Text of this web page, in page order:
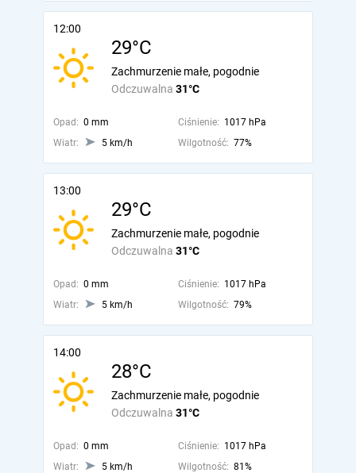
12:00
29°C
Odczuwalna 31°C
Zachmurzenie małe, pogodnie
Opad: 0 mm Ciśnienie: 1017 hPa
Wiatr:
5 km/h Wilgotność: 77%
13:00
29°C
Odczuwalna 31°C
Zachmurzenie małe, pogodnie
Opad: 0 mm Ciśnienie: 1017 hPa
Wiatr:
5 km/h Wilgotność: 79%
14:00
28°C
Odczuwalna 31°C
Zachmurzenie małe, pogodnie
Opad: 0 mm Ciśnienie: 1017 hPa
Wiatr:
5 km/h Wilgotność: 81%